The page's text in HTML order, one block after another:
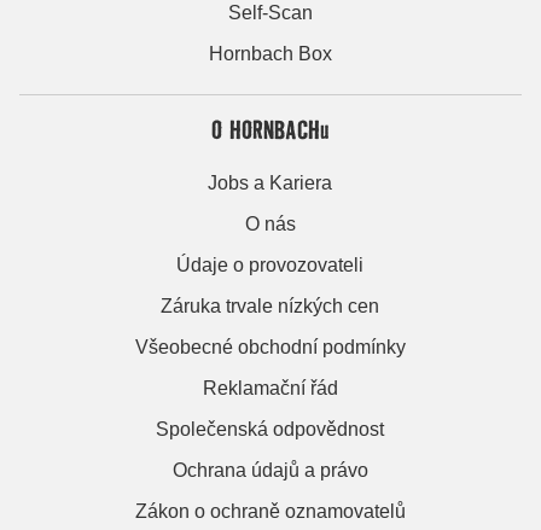
Self-Scan
Hornbach Box
O HORNBACHu
Jobs a Kariera
O nás
Údaje o provozovateli
Záruka trvale nízkých cen
Všeobecné obchodní podmínky
Reklamační řád
Společenská odpovědnost
Ochrana údajů a právo
Zákon o ochraně oznamovatelů